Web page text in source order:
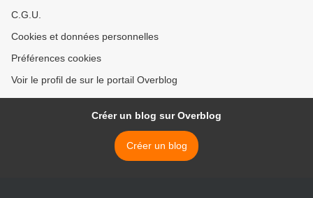
C.G.U.
Cookies et données personnelles
Préférences cookies
Voir le profil de sur le portail Overblog
Créer un blog sur Overblog
Créer un blog